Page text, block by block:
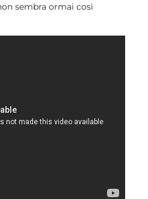
sembra ormai così